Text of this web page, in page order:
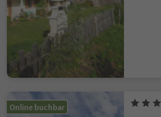
Online buchbar